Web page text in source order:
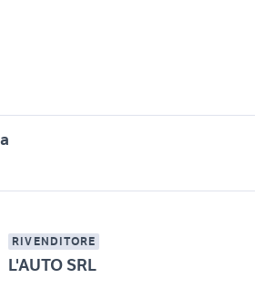
RIVENDITORE
L'AUTO SRL